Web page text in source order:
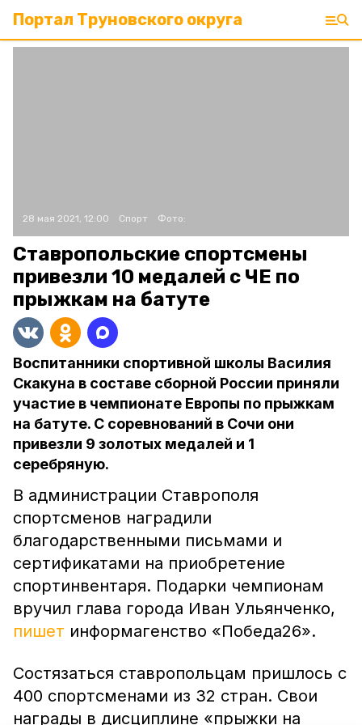
Портал Труновского округа
28 мая 2021, 12:00 Спорт Фото:
Ставропольские спортсмены
привезли 10 медалей с ЧЕ по
прыжкам на батуте
Воспитанники спортивной школы Василия
Скакуна в составе сборной России приняли
участие в чемпионате Европы по прыжкам
на батуте. С соревнований в Сочи они
привезли 9 золотых медалей и 1
серебряную.
В администрации Ставрополя
спортсменов наградили
благодарственными письмами и
сертификатами на приобретение
спортинвентаря. Подарки чемпионам
вручил глава города Иван Ульянченко,
пишет информагенство «Победа26».
Состязаться ставропольцам пришлось с
400 спортсменами из 32 стран. Свои
награды в дисциплине «прыжки на